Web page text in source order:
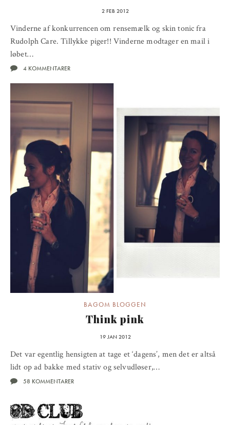
2 FEB 2012
Vinderne af konkurrencen om rensemælk og skin tonic fra
Rudolph Care. Tillykke piger!! Vinderne modtager en mail i
løbet…
4 KOMMENTARER
BAGOM BLOGGEN
Think pink
19 JAN 2012
Det var egentlig hensigten at tage et ‘dagens’, men det er altså
lidt op ad bakke med stativ og selvudløser,…
58 KOMMENTARER